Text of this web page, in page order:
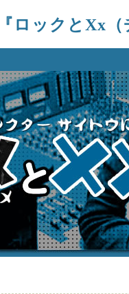
ロックとxx（
ーサイトウによる、ROCK BLOG!!